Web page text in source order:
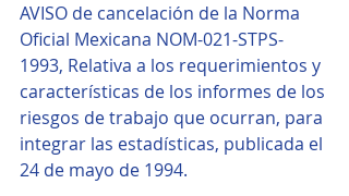
AVISO de cancelación de la Norma
Oficial Mexicana NOM-021-STPS-
1993, Relativa a los requerimientos y
características de los informes de los
riesgos de trabajo que ocurran, para
integrar las estadísticas, publicada el
24 de mayo de 1994.